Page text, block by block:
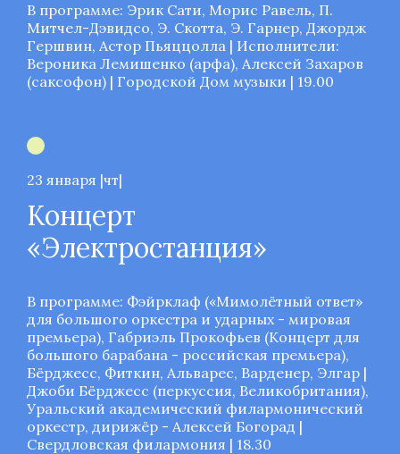
В программе: Эрик Сати, Морис Равель, П.
Митчел-Дэвидсо, Э. Скотта, Э. Гарнер, Джордж
Гершвин, Астор Пьяццолла | Исполнители:
Вероника Лемишенко (арфа), Алексей Захаров
(саксофон) | Городской Дом музыки | 19.00
23 января |чт|
Концерт
«Электростанция»
В программе: Фэйрклаф («Мимолётный ответ»
для большого оркестра и ударных - мировая
премьера), Габриэль Прокофьев (Концерт для
большого барабана - российская премьера),
Бёрджесс, Фиткин, Альварес, Варденер, Элгар |
Джоби Бёрджесс (перкуссия, Великобритания),
Уральский академический филармонический
оркестр, дирижёр - Алексей Богорад |
Свердловская филармония | 18.30